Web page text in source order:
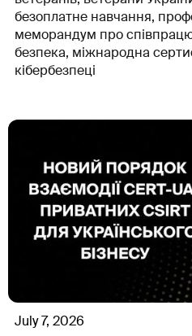
безоплатне навчання,
меморандум про
безпека, міжнародна
кібербезпеці
July 7, 2026